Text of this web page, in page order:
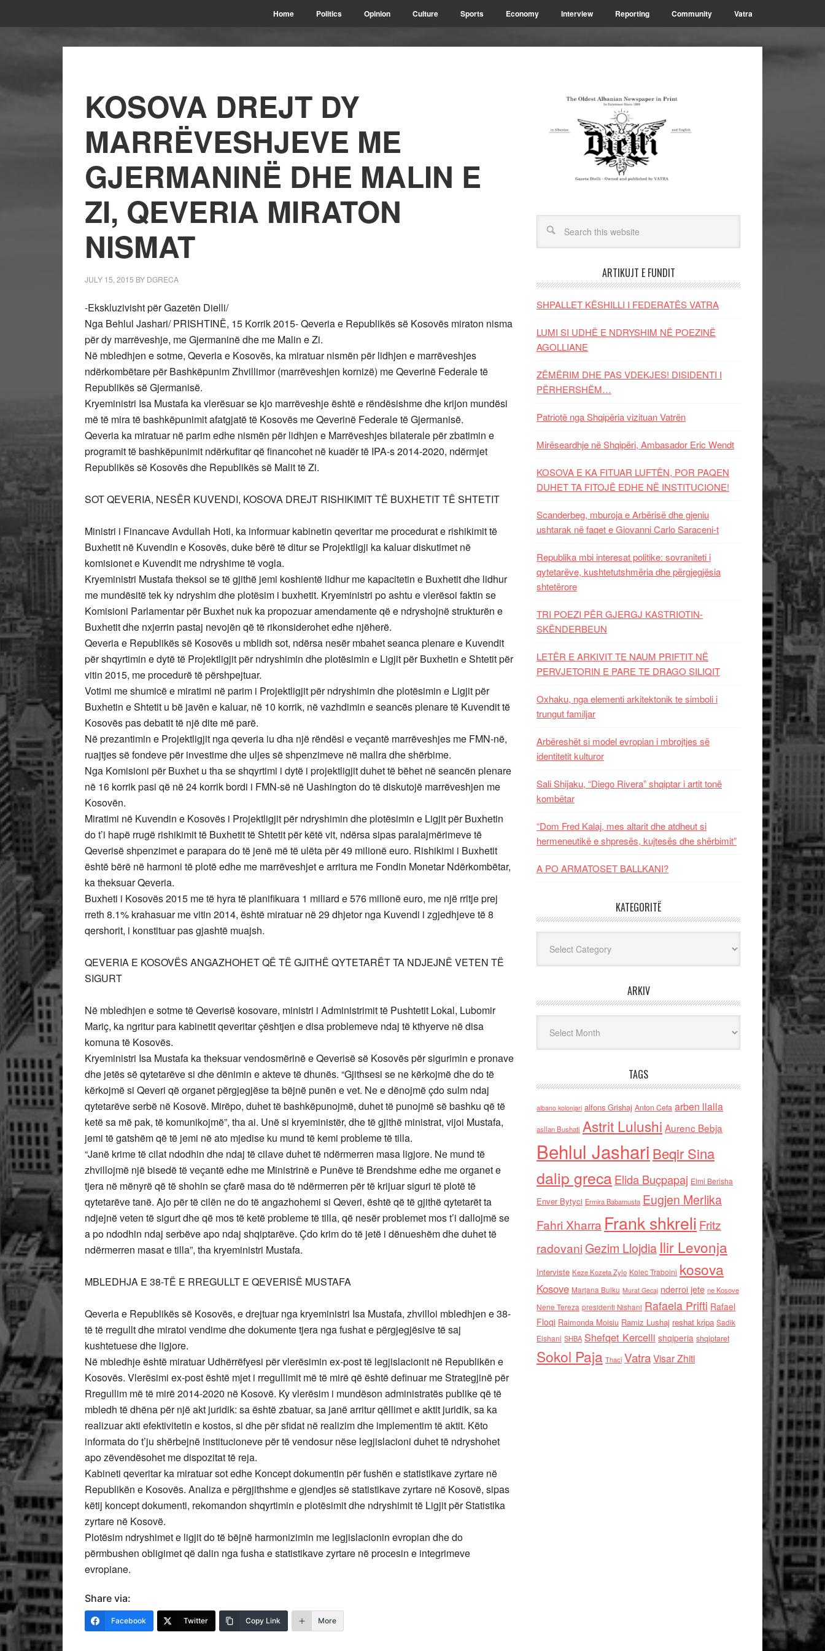
Home Politics Opinion Culture Sports Economy Interview Reporting Community Vatra
KOSOVA DREJT DY
MARRËVESHJEVE ME
GJERMANINË DHE MALIN E
ZI, QEVERIA MIRATON
NISMAT
JULY 15, 2015 BY DGRECA
-Ekskluzivisht për Gazetën Dielli/
Nga Behlul Jashari/ PRISHTINË, 15 Korrik 2015- Qeveria e Republikës së Kosovës miraton nisma
për dy marrëveshje, me Gjermaninë dhe me Malin e Zi.
Në mbledhjen e sotme, Qeveria e Kosovës, ka miratuar nismën për lidhjen e marrëveshjes
ndërkombëtare për Bashkëpunim Zhvillimor (marrëveshjen kornizë) me Qeverinë Federale të
Republikës së Gjermanisë.
Kryeministri Isa Mustafa ka vlerësuar se kjo marrëveshje është e rëndësishme dhe krijon mundësi
më të mira të bashkëpunimit afatgjatë të Kosovës me Qeverinë Federale të Gjermanisë.
Qeveria ka miratuar në parim edhe nismën për lidhjen e Marrëveshjes bilaterale për zbatimin e
programit të bashkëpunimit ndërkufitar që financohet në kuadër të IPA-s 2014-2020, ndërmjet
Republikës së Kosovës dhe Republikës së Malit të Zi.
SOT QEVERIA, NESËR KUVENDI, KOSOVA DREJT RISHIKIMIT TË BUXHETIT TË SHTETIT
Ministri i Financave Avdullah Hoti, ka informuar kabinetin qeveritar me procedurat e rishikimit të
Buxhetit në Kuvendin e Kosovës, duke bërë të ditur se Projektligji ka kaluar diskutimet në
komisionet e Kuvendit me ndryshime të vogla.
Kryeministri Mustafa theksoi se të gjithë jemi koshientë lidhur me kapacitetin e Buxhetit dhe lidhur
me mundësitë tek ky ndryshim dhe plotësim i buxhetit. Kryeministri po ashtu e vlerësoi faktin se
Komisioni Parlamentar për Buxhet nuk ka propozuar amendamente që e ndryshojnë strukturën e
Buxhetit dhe nxjerrin pastaj nevojën që të rikonsiderohet edhe njëherë.
Qeveria e Republikës së Kosovës u mblidh sot, ndërsa nesër mbahet seanca plenare e Kuvendit
për shqyrtimin e dytë të Projektligjit për ndryshimin dhe plotësimin e Ligjit për Buxhetin e Shtetit për
vitin 2015, me procedurë të përshpejtuar.
Votimi me shumicë e miratimi në parim i Projektligjit për ndryshimin dhe plotësimin e Ligjit për
Buxhetin e Shtetit u bë javën e kaluar, në 10 korrik, në vazhdimin e seancës plenare të Kuvendit të
Kosovës pas debatit të një dite më parë.
Në prezantimin e Projektligjit nga qeveria iu dha një rëndësi e veçantë marrëveshjes me FMN-në,
ruajtjes së fondeve për investime dhe uljes së shpenzimeve në mallra dhe shërbime.
Nga Komisioni për Buxhet u tha se shqyrtimi i dytë i projektligjit duhet të bëhet në seancën plenare
në 16 korrik pasi që në 24 korrik bordi i FMN-së në Uashington do të diskutojë marrëveshjen me
Kosovën.
Miratimi në Kuvendin e Kosovës i Projektligjit për ndryshimin dhe plotësimin e Ligjit për Buxhetin
do t’i hapë rrugë rishikimit të Buxhetit të Shtetit për këtë vit, ndërsa sipas paralajmërimeve të
Qeverisë shpenzimet e parapara do të jenë më të ulëta për 49 milionë euro. Rishikimi i Buxhetit
është bërë në harmoni të plotë edhe me marrëveshjet e arritura me Fondin Monetar Ndërkombëtar,
ka theksuar Qeveria.
Buxheti i Kosovës 2015 me të hyra të planifikuara 1 miliard e 576 milionë euro, me një rritje prej
rreth 8.1% krahasuar me vitin 2014, është miratuar në 29 dhjetor nga Kuvendi i zgjedhjeve të 8
qershorit, i konstituar pas gjashtë muajsh.
QEVERIA E KOSOVËS ANGAZHOHET QË TË GJITHË QYTETARËT TA NDJEJNË VETEN TË
SIGURT
Në mbledhjen e sotme të Qeverisë kosovare, ministri i Administrimit të Pushtetit Lokal, Lubomir
Mariç, ka ngritur para kabinetit qeveritar çështjen e disa problemeve ndaj të kthyerve në disa
komuna të Kosovës.
Kryeministri Isa Mustafa ka theksuar vendosmërinë e Qeverisë së Kosovës për sigurimin e pronave
dhe jetës së qytetarëve si dhe dënimin e akteve të dhunës. “Gjithsesi se ne kërkojmë dhe do të
kërkojmë si Qeveri që organet përgjegjëse ta bëjnë punën e vet. Ne e dënojmë çdo sulm ndaj
qytetarëve serbë në Kosovë. Mirëpo, duhet të bashkëpunojmë, duhet të punojmë së bashku që të
ketë sa më pak, të komunikojmë”, tha ai. Unë si kryeministër, dhe të gjithë ministrat, vijoi Mustafa,
jemi të gatshëm që të jemi në ato mjedise ku mund të kemi probleme të tilla.
“Janë krime të cilat ndodhin dhe ndaj të cilave duhet të ndërmerren masa ligjore. Ne mund të
zhvillojmë një bisedë të veçantë edhe me Ministrinë e Punëve të Brendshme edhe me organet e
tjera në mënyrë që të shohin se çfarë masa do të ndërmerren për të krijuar siguri të plotë të
qytetarëve tanë. Ajo për të cilën ne do të angazhohemi si Qeveri, është që të gjithë qytetarët ta
ndjejnë veten të sigurt dhe që mos të ketë probleme të tilla, që nesër problemet mos t’i dallojmë se
a po ndodhin ndaj serbëve apo ndaj shqiptarëve. Çdo krim do të jetë i dënueshëm dhe duhet të
ndërmerren masat e tilla”, tha kryeministri Mustafa.
MBLEDHJA E 38-TË E RREGULLT E QEVERISË MUSTAFA
Qeveria e Republikës së Kosovës, e drejtuar nga kryeministri Isa Mustafa, zhvilloi mbledhjen e 38-
të të rregullt dhe miratoi vendime dhe dokumente tjera nga fushat e përgjegjësive të saj
kushtetuese dhe ligjore.
Në mbledhje është miratuar Udhërrëfyesi për vlerësimin ex-post të legjislacionit në Republikën e
Kosovës. Vlerësimi ex-post është mjet i rregullimit më të mirë që është definuar me Strategjinë për
Rregullim më të mirë 2014-2020 në Kosovë. Ky vlerësim i mundëson administratës publike që të
mbledh të dhëna për një akt juridik: sa është zbatuar, sa janë arritur qëllimet e aktit juridik, sa ka
realizuar akti efektivitetin e kostos, si dhe për sfidat në realizim dhe implementim të aktit. Këto
informata do t’ju shërbejnë institucioneve për të vendosur nëse legjislacioni duhet të ndryshohet
apo zëvendësohet me dispozitat të reja.
Kabineti qeveritar ka miratuar sot edhe Koncept dokumentin për fushën e statistikave zyrtare në
Republikën e Kosovës. Analiza e përgjithshme e gjendjes së statistikave zyrtare në Kosovë, sipas
këtij koncept dokumenti, rekomandon shqyrtimin e plotësimit dhe ndryshimit të Ligjit për Statistika
zyrtare në Kosovë.
Plotësim ndryshimet e ligjit do të bëjnë harmonizimin me legjislacionin evropian dhe do
përmbushen obligimet që dalin nga fusha e statistikave zyrtare në procesin e integrimeve
evropiane.
Share via:
Facebook Twitter Copy Link More
ARTIKUJT E FUNDIT
SHPALLET KËSHILLI I FEDERATËS VATRA
LUMI SI UDHË E NDRYSHIM NË POEZINË
AGOLLIANE
ZËMËRIM DHE PAS VDEKJES! DISIDENTI I
PËRHERSHËM…
Patriotë nga Shqipëria vizituan Vatrën
Mirëseardhje në Shqipëri, Ambasador Eric Wendt
KOSOVA E KA FITUAR LUFTËN, POR PAQEN
DUHET TA FITOJË EDHE NË INSTITUCIONE!
Scanderbeg, mburoja e Arbërisë dhe gjeniu
ushtarak në faqet e Giovanni Carlo Saraceni-t
Republika mbi interesat politike: sovraniteti i
qytetarëve, kushtetutshmëria dhe përgjegjësia
shtetërore
TRI POEZI PËR GJERGJ KASTRIOTIN-
SKËNDERBEUN
LETËR E ARKIVIT TE NAUM PRIFTIT NË
PERVJETORIN E PARE TE DRAGO SILIQIT
Oxhaku, nga elementi arkitektonik te simboli i
trungut familjar
Arbëreshët si model evropian i mbrojtjes së
identitetit kulturor
Sali Shijaku, “Diego Rivera” shqiptar i artit tonë
kombëtar
“Dom Fred Kalaj, mes altarit dhe atdheut si
hermeneutikë e shpresës, kujtesës dhe shërbimit”
A PO ARMATOSET BALLKANI?
KATEGORITË
ARKIV
TAGS
albano kolonjari alfons Grishaj Anton Cefa arben llalla
asllan Bushati Astrit Lulushi Aurenc Bebja
Behlul Jashari Beqir Sina
dalip grecaElida Buçpapaj Elmi Berisha
Enver Bytyci Ermira Babamusta Eugjen Merlika
Fahri Xharra Frank shkreli Fritz
radovaniGezim Llojdia Ilir Levonja
Interviste Keze Kozeta Zylo Kolec Traboini kosova
Kosove Marjana Bulku Murat Gecaj nderroi jete ne Kosove
Nene Tereza presidenti Nishani Rafaela Prifti Rafael
Floqi Raimonda Moisiu Ramiz Lushaj reshat kripa Sadik
Elshani SHBA Shefqet Kercelli shqiperia shqiptaret
Sokol Paja Thaci VatraVisar Zhiti